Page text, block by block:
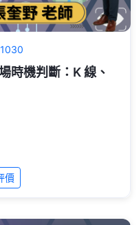
時機判斷：K 線、
價